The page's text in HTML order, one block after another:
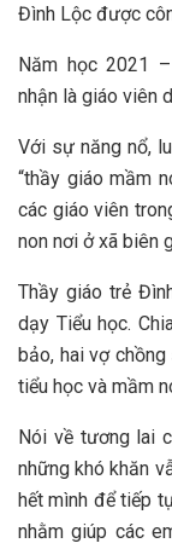
Đình Lộc được
Năm học 2021
nhận là giáo viên
Với sự năng nổ,
“thầy giáo mầm
các giáo viên
non nơi ở xã biên
Thầy giáo trẻ
dạy Tiểu học.
bảo, hai vợ
tiểu học và mầm
Nói về tương lai
những khó khăn
hết mình để tiếp
nhằm giúp các